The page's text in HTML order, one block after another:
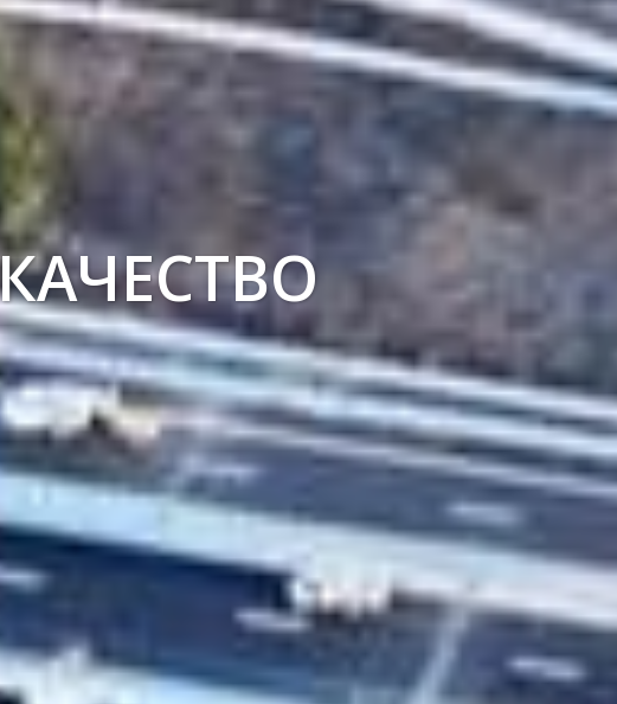
АНГАЖИРАНОСТ
55 ГОДИНИ ОПИТ